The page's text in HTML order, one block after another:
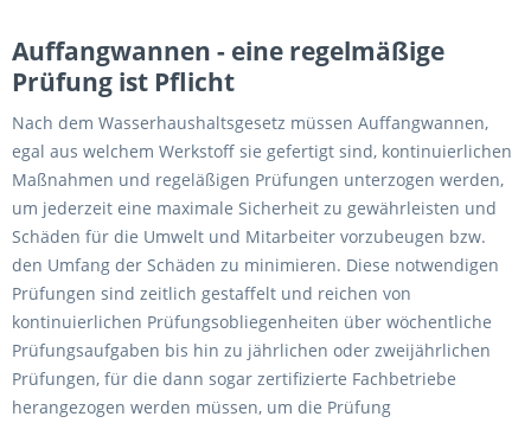
Auffangwannen - eine regelmäßige
Prüfung ist Pflicht
Nach dem Wasserhaushaltsgesetz müssen Auffangwannen,
egal aus welchem Werkstoff sie gefertigt sind, kontinuierlichen
Maßnahmen und regeläßigen Prüfungen unterzogen werden,
um jederzeit eine maximale Sicherheit zu gewährleisten und
Schäden für die Umwelt und Mitarbeiter vorzubeugen bzw.
den Umfang der Schäden zu minimieren. Diese notwendigen
Prüfungen sind zeitlich gestaffelt und reichen von
kontinuierlichen Prüfungsobliegenheiten über wöchentliche
Prüfungsaufgaben bis hin zu jährlichen oder zweijährlichen
Prüfungen, für die dann sogar zertifizierte Fachbetriebe
herangezogen werden müssen, um die Prüfung